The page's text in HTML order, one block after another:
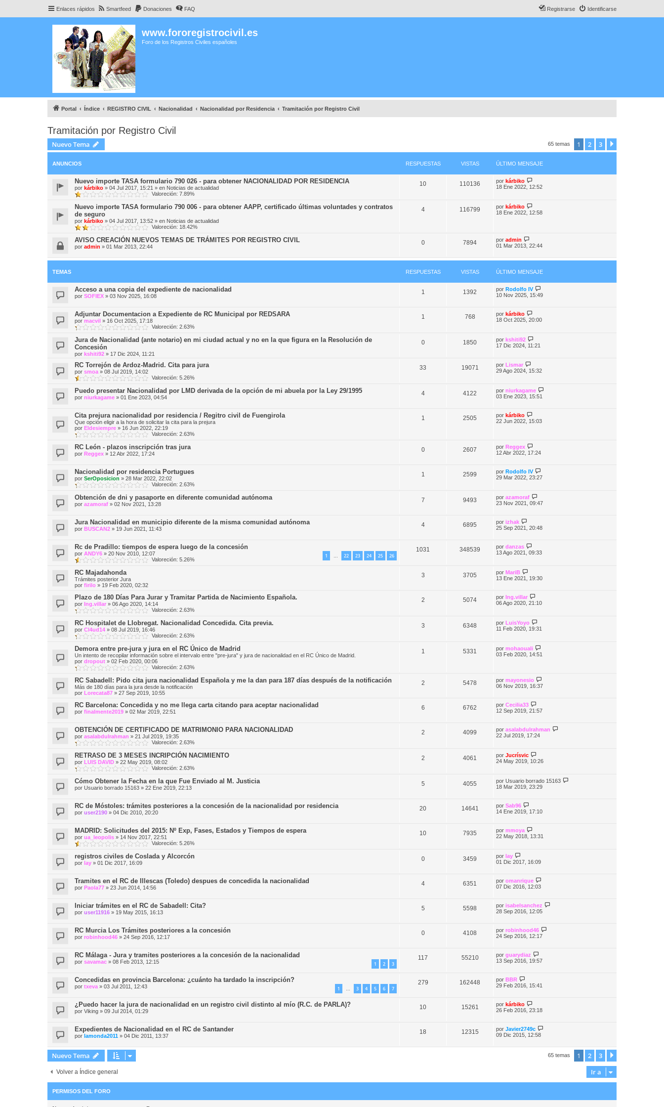
Enlaces rápidos Smartfeed Donaciones FAQ Identificarse
Registrarse
www.fororegistrocivil.es
Foro de los Registros Civiles españoles
Portal Índice REGISTRO CIVIL Nacionalidad Nacionalidad por Residencia Tramitación por Registro Civil
Tramitación por Registro Civil
Nuevo Tema 65 temas 1 2 3
ANUNCIOS RESPUESTAS VISTAS ÚLTIMO MENSAJE
Nuevo importe TASA formulario 790 026 - para obtener NACIONALIDAD POR RESIDENCIA
por kárbiko » 04 Jul 2017, 15:21 » en Noticias de actualidad
Valoreción: 7.89%
10 110136 por kárbiko
18 Ene 2022, 12:52
Nuevo importe TASA formulario 790 006 - para obtener AAPP, certificado últimas voluntades y contratos
de seguro
por kárbiko » 04 Jul 2017, 13:52 » en Noticias de actualidad
Valoreción: 18.42%
4 116799 por kárbiko
18 Ene 2022, 12:58
AVISO CREACIÓN NUEVOS TEMAS DE TRÁMITES POR REGISTRO CIVIL
por admin » 01 Mar 2013, 22:44
0 7894 por admin
01 Mar 2013, 22:44
TEMAS RESPUESTAS VISTAS ÚLTIMO MENSAJE
Acceso a una copia del expediente de nacionalidad
por SOFIEX » 03 Nov 2025, 16:08
1 1392 por Rodolfo IV
10 Nov 2025, 15:49
Adjuntar Documentacion a Expediente de RC Municipal por REDSARA
por macvil » 16 Oct 2025, 17:18
Valoreción: 2.63%
1 768 por kárbiko
18 Oct 2025, 20:00
Jura de Nacionalidad (ante notario) en mi ciudad actual y no en la que figura en la Resolución de
Concesión
por kshiti92 » 17 Dic 2024, 11:21
0 1850 por kshiti92
17 Dic 2024, 11:21
RC Torrejón de Ardoz-Madrid. Cita para jura
por smoa » 08 Jul 2019, 14:02
Valoreción: 5.26%
33 19071 por Lismar
29 Ago 2024, 15:32
Puedo presentar Nacionalidad por LMD derivada de la opción de mi abuela por la Ley 29/1995
por niurkagame » 01 Ene 2023, 04:54
4 4122 por niurkagame
03 Ene 2023, 15:51
Cita prejura nacionalidad por residencia / Regitro civil de Fuengirola
Que opción eligir a la hora de solicitar la cita para la prejura
por Eldesiempre » 16 Jun 2022, 22:19
Valoreción: 2.63%
1 2505 por kárbiko
22 Jun 2022, 15:03
RC León - plazos inscripción tras jura
por Reggex » 12 Abr 2022, 17:24
0 2607 por Reggex
12 Abr 2022, 17:24
Nacionalidad por residencia Portugues
por SerOposicion » 28 Mar 2022, 22:02
Valoreción: 2.63%
1 2599 por Rodolfo IV
29 Mar 2022, 23:27
Obtención de dni y pasaporte en diferente comunidad autónoma
por azamoraf » 02 Nov 2021, 13:28
7 9493 por azamoraf
23 Nov 2021, 09:47
Jura Nacionalidad en municipio diferente de la misma comunidad autónoma
por BUSCAN2 » 19 Jun 2021, 11:43
4 6895 por izhak
25 Sep 2021, 20:48
Rc de Pradillo: tiempos de espera luego de la concesión
por ANDY6 » 20 Nov 2010, 12:07 1 … 22 23 24 25 26
Valoreción: 5.26%
1031 348539 por danzas
13 Ago 2021, 09:33
RC Majadahonda
Trámites posterior Jura
por firilo » 19 Feb 2020, 02:32
3 3705 por MariB
13 Ene 2021, 19:30
Plazo de 180 Días Para Jurar y Tramitar Partida de Nacimiento Española.
por Ing.villar » 06 Ago 2020, 14:14
Valoreción: 2.63%
2 5074 por Ing.villar
06 Ago 2020, 21:10
RC Hospitalet de Llobregat. Nacionalidad Concedida. Cita previa.
por Cl4ud14 » 08 Jul 2019, 16:46
Valoreción: 2.63%
3 6348 por LuisYoyo
11 Feb 2020, 19:31
Demora entre pre-jura y jura en el RC Único de Madrid
Un intento de recopilar información sobre el intervalo entre "pre-jura" y jura de nacionalidad en el RC Único de Madrid.
por dropout » 02 Feb 2020, 00:06
Valoreción: 2.63%
1 5331 por mohaouali
03 Feb 2020, 14:51
RC Sabadell: Pido cita jura nacionalidad Española y me la dan para 187 días después de la notificación
Más de 180 días para la jura desde la notificación
por Lorecata87 » 27 Sep 2019, 10:55
2 5478 por mayonesio
06 Nov 2019, 16:37
RC Barcelona: Concedida y no me llega carta citando para aceptar nacionalidad
por finalmente2019 » 02 Mar 2019, 22:51
6 6762 por Cecilia33
12 Sep 2019, 21:57
OBTENCIÓN DE CERTIFICADO DE MATRIMONIO PARA NACIONALIDAD
por asalabdulrahman » 21 Jul 2019, 19:35
Valoreción: 2.63%
2 4099 por asalabdulrahman
22 Jul 2019, 17:24
RETRASO DE 3 MESES INCRIPCIÓN NACIMIENTO
por LUIS DAVID » 22 May 2019, 08:02
Valoreción: 2.63%
2 4061 por Jucrísvic
24 May 2019, 10:26
Cómo Obtener la Fecha en la que Fue Enviado al M. Justicia
por Usuario borrado 15163 » 22 Ene 2019, 22:13
5 4055 por Usuario borrado 15163
18 Mar 2019, 23:29
RC de Móstoles: trámites posteriores a la concesión de la nacionalidad por residencia
por user2190 » 04 Dic 2010, 20:20
20 14641 por Sab96
14 Ene 2019, 17:10
MADRID: Solicitudes del 2015: Nº Exp, Fases, Estados y Tiempos de espera
por ua_leopolis » 14 Nov 2017, 22:51
Valoreción: 5.26%
10 7935 por mmoya
22 May 2018, 13:31
registros civiles de Coslada y Alcorcón
por lay » 01 Dic 2017, 16:09
0 3459 por lay
01 Dic 2017, 16:09
Tramites en el RC de Illescas (Toledo) despues de concedida la nacionalidad
por Paola77 » 23 Jun 2014, 14:56
4 6351 por omanrique
07 Dic 2016, 12:03
Iniciar trámites en el RC de Sabadell: Cita?
por user11916 » 19 May 2015, 16:13
5 5598 por isabelsanchez
28 Sep 2016, 12:05
RC Murcia Los Trámites posteriores a la concesión
por robinhood46 » 24 Sep 2016, 12:17
0 4108 por robinhood46
24 Sep 2016, 12:17
RC Málaga - Jura y tramites posteriores a la concesión de la nacionalidad
por savamac » 08 Feb 2013, 12:15 1 2 3
117 55210 por guarydiaz
13 Sep 2016, 19:57
Concedidas en provincia Barcelona: ¿cuánto ha tardado la inscripción?
por txeva » 03 Jul 2011, 12:43 1 … 3 4 5 6 7
279 162448 por BBR
29 Feb 2016, 15:41
¿Puedo hacer la jura de nacionalidad en un registro civil distinto al mío (R.C. de PARLA)?
por Viking » 09 Jul 2014, 01:29
10 15261 por kárbiko
26 Feb 2016, 23:18
Expedientes de Nacionalidad en el RC de Santander
por lamonda2011 » 04 Dic 2011, 13:37
18 12315 por Javier2749c
09 Dic 2015, 12:58
Nuevo Tema 65 temas 1 2 3
Volver a Índice general Ir a
PERMISOS DEL FORO